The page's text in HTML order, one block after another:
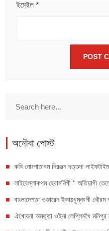
ইমেইল *
অনৌবা পোস্ট
কবি নোংশাতাবম নিরঞ্জন দত্তদা লাইফটাইম
লাইরেল্লাকপম হেরামনিগী '' অতিয়াগী
বাংলাদেশতা ওজারেন ইকায়খুম্নবগী থৌরম
ঐখোয়না অমত্তা ওইনা লেপ্লিমখৈ